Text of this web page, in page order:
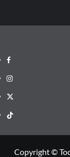
Copyright ©